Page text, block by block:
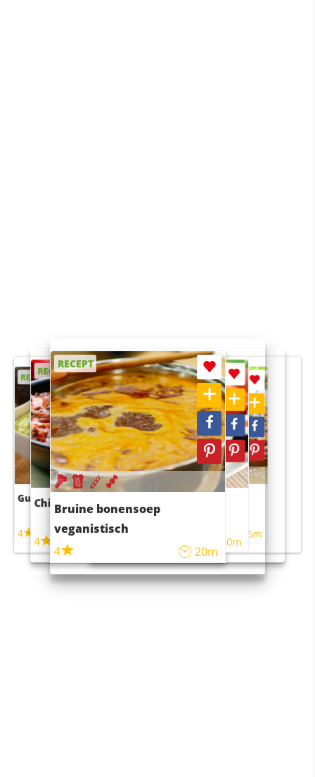
RECEPT
Guacamole
4
RECEPT
Chili con carne
4 45m
RECEPT
Bruine bonensoep
veganistisch
4
20m
RECEPT
Sushi rijstsalade
maaltijdsalade
40m
RECEPT
4 55m